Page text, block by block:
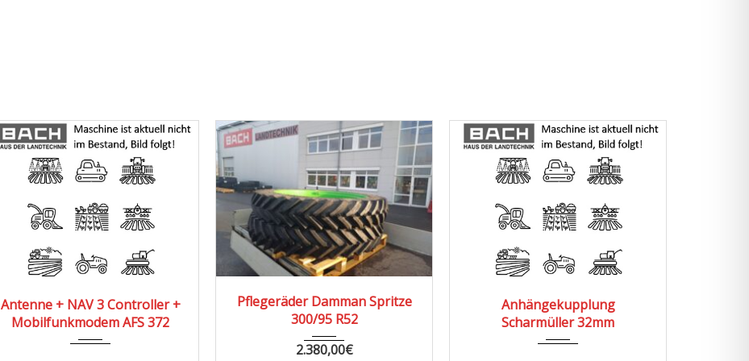
Antenne + NAV 3 Controller +
Mobilfunkmodem AFS 372
Pflegeräder Damman Spritze
300/95 R52
2.380,00€
Anhängekupplung
Scharmüller 32mm